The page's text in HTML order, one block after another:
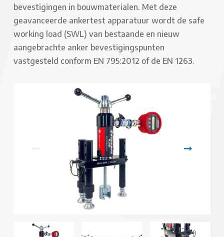
bevestigingen in bouwmaterialen. Met deze
geavanceerde ankertest apparatuur wordt de safe
working load (SWL) van bestaande en nieuw
aangebrachte anker bevestigingspunten
vastgesteld conform EN 795:2012 of de EN 1263.